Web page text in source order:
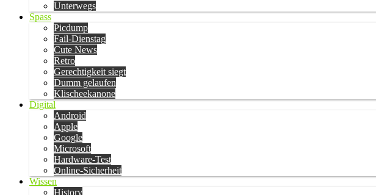
Unterwegs
Spass
Picdump
Fail-Dienstag
Cute News
Retro
Gerechtigkeit siegt
Dumm gelaufen
Klischeekanone
Digital
Android
Apple
Google
Microsoft
Hardware-Test
Online-Sicherheit
Wissen
History